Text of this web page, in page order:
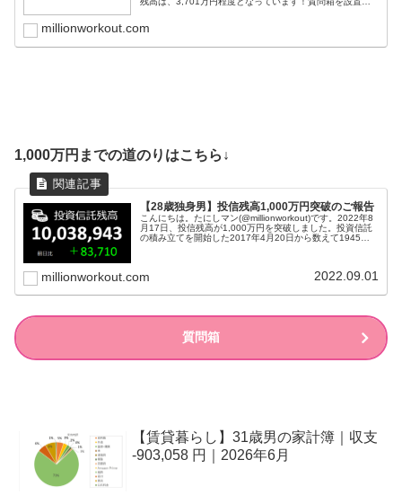
millionworkout.com
1,000万円までの道のりはこちら↓
【28歳独身男】投信残高1,000万円突破のご報告
こんにちは。たにしマン(@millionworkout)です。2022年8
月17日、投信残高が1,000万円を突破しました。投資信託
の積み立てを開始した2017年4月20日から数えて1945日
millionworkout.com 2022.09.01
質問箱
【賃貸暮らし】31歳男の家計簿｜収支
-903,058 円｜2026年6月